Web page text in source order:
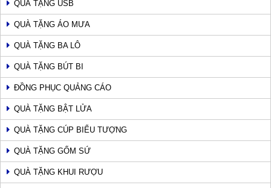
QUÀ TẶNG USB
QUÀ TẶNG ÁO MƯA
QUÀ TẶNG BA LÔ
QUÀ TẶNG BÚT BI
ĐỒNG PHỤC QUẢNG CÁO
QUÀ TẶNG BẬT LỬA
QUÀ TẶNG CÚP BIỂU TƯỢNG
QUÀ TẶNG GỐM SỨ
QUÀ TẶNG KHUI RƯỢU